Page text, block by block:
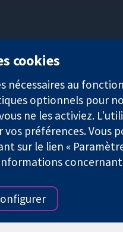
Londres
Royaume-Uni
et une société à
Conditions Générales
cookies
nécessaires au
optionnels pour
ne les activiez.
préférences. Vous
sur le lien «